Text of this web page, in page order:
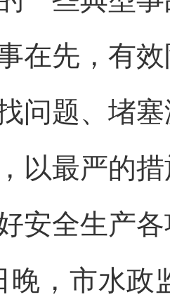
在先，有
问题、堵
以最严的
安全生产
晚，市水政